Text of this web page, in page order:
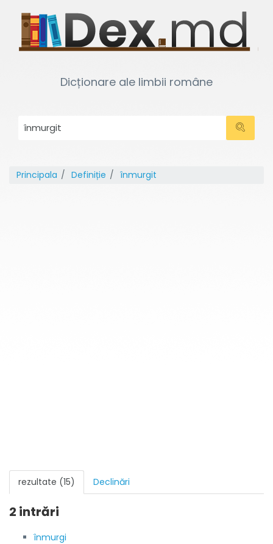
Dicționare ale limbii române
Principala Definiție înmurgit
rezultate (15) Declinări
2 intrări
înmurgi